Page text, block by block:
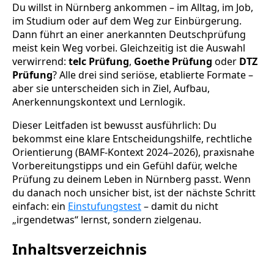
Du willst in Nürnberg ankommen – im Alltag, im Job,
im Studium oder auf dem Weg zur Einbürgerung.
Dann führt an einer anerkannten Deutschprüfung
meist kein Weg vorbei. Gleichzeitig ist die Auswahl
verwirrend: telc Prüfung, Goethe Prüfung oder DTZ
Prüfung? Alle drei sind seriöse, etablierte Formate –
aber sie unterscheiden sich in Ziel, Aufbau,
Anerkennungskontext und Lernlogik.
Dieser Leitfaden ist bewusst ausführlich: Du
bekommst eine klare Entscheidungshilfe, rechtliche
Orientierung (BAMF-Kontext 2024–2026), praxisnahe
Vorbereitungstipps und ein Gefühl dafür, welche
Prüfung zu deinem Leben in Nürnberg passt. Wenn
du danach noch unsicher bist, ist der nächste Schritt
einfach: ein Einstufungstest– damit du nicht
„irgendetwas“ lernst, sondern zielgenau.
Inhaltsverzeichnis